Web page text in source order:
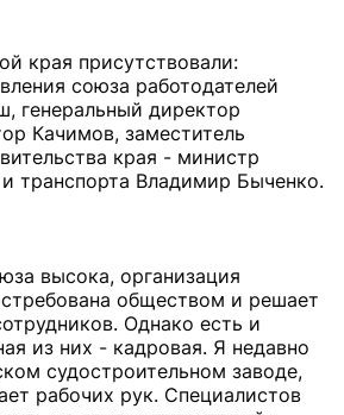
края присутствовали:
союза работодателей
генеральный директор
Качимов, заместитель
края - министр
транспорта Владимир Быченко.
высока, организация
обществом и решает
Однако есть и
из них - кадровая. Я недавно
судостроительном заводе,
рабочих рук. Специалистов